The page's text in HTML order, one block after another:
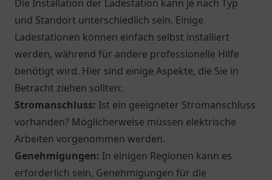
Die Installation der Ladestation kann je nach Typ
und Standort unterschiedlich sein. Einige
Ladestationen können einfach selbst installiert
werden, während für andere professionelle Hilfe
benötigt wird. Hier sind einige Aspekte, die Sie in
Betracht ziehen sollten:
Stromanschluss: Ist ein geeigneter Stromanschluss
vorhanden? Möglicherweise müssen elektrische
Arbeiten vorgenommen werden.
Genehmigungen: In einigen Regionen kann es
erforderlich sein, Genehmigungen für die